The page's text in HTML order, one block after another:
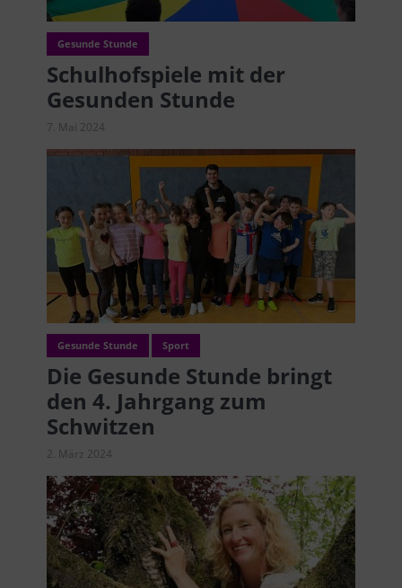
Gesunde Stunde
Schulhofspiele mit der
Gesunden Stunde
7. Mai 2024
Gesunde Stunde Sport
Die Gesunde Stunde bringt
den 4. Jahrgang zum
Schwitzen
2. März 2024